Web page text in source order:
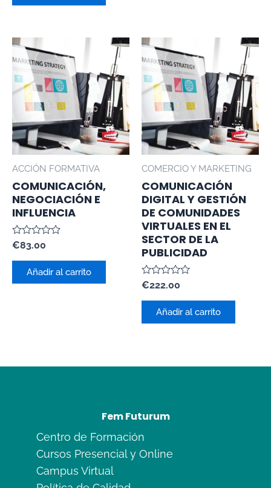
ACCIÓN FORMATIVA
COMUNICACIÓN,
NEGOCIACIÓN E
INFLUENCIA
Valorado
0
€83.00
Añadir al carrito
COMERCIO Y MARKETING
COMUNICACIÓN
DIGITAL Y GESTIÓN
DE COMUNIDADES
VIRTUALES EN EL
SECTOR DE LA
PUBLICIDAD
Valorado
0
€222.00
Añadir al carrito
Fem Futurum
Centro de Formación
Cursos Presencial y Online
Campus Virtual